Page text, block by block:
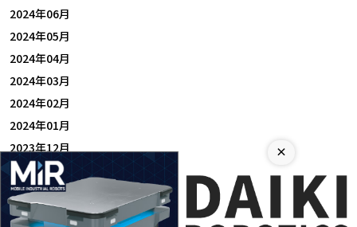
×
2024年06月
2024年05月
2024年04月
2024年03月
2024年02月
2024年01月
2023年12月
2023年11月
2023年10月
2023年09月